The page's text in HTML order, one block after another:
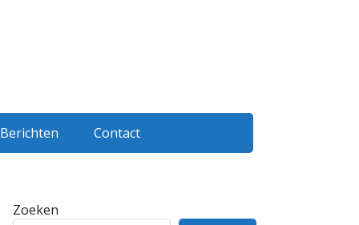
Berichten Contact
Zoeken